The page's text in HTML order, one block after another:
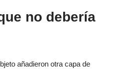
no debería
añadieron otra capa de